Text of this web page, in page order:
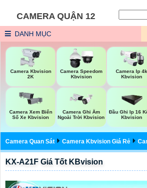
CAMERA QUẬN 12
DANH MỤC
Camera Kbvision
2K
Camera Speedom
Kbvision
Camera Ip 4k
Kbvision
Camera Xem Biển
Số Xe Kbvision
Camera Ghi Âm
Ngoài Trời Kbvision
Đầu Ghi Ip 16
Kbvision
Camera Quan Sát Camera Kbvision Giá Rẻ
KX-A21F Giá Tốt KBvision